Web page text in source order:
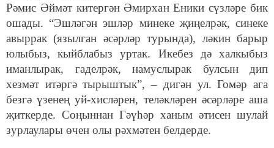
Рәмис Әймәт китергән Әмирхан Еники сүзләре бик
ошады. “Эшләгән эшләр минеке җиңелрәк, синеке
авыррак (язылган әсәрләр турында), ләкин барыр
юлыбыз, кыйблабыз уртак. Икебез дә халкыбыз
иманлырак, гаделрәк, намуслырак булсын дип
хезмәт итәргә тырыштык”, – дигән ул. Гомәр ага
безгә үзенең уй-хисләрен, теләкләрен әсәрләре аша
җиткерде. Соңыннан Гәүһәр ханым әтисен шулай
зурлаулары өчен олы рәхмәтен белдерде.